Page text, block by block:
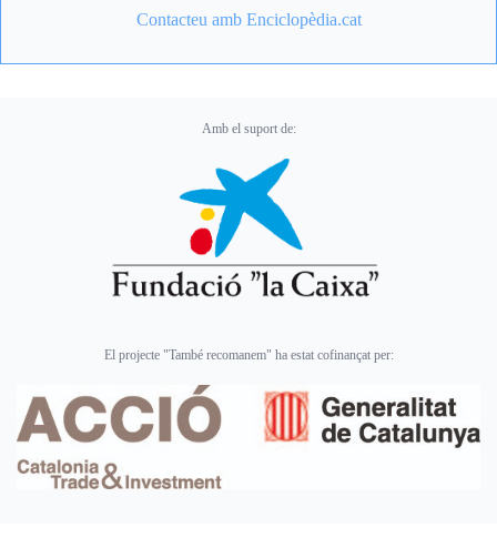
Contacteu amb Enciclopèdia.cat
Amb el suport de:
El projecte "També recomanem" ha estat cofinançat per: